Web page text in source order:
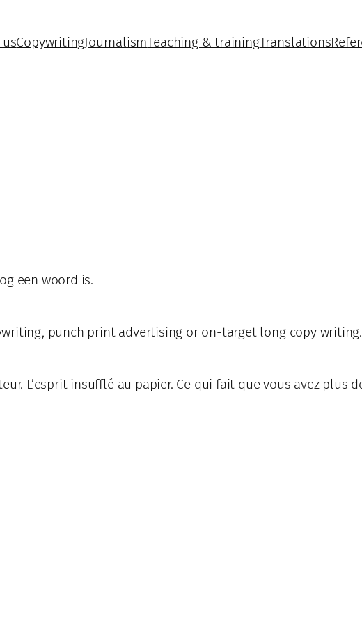
CopywritingJournalismTeaching & trainingTranslations
een woord is.
punch print advertising or on-target long copy writing.
L’esprit insufflé au papier. Ce qui fait que vous avez plus